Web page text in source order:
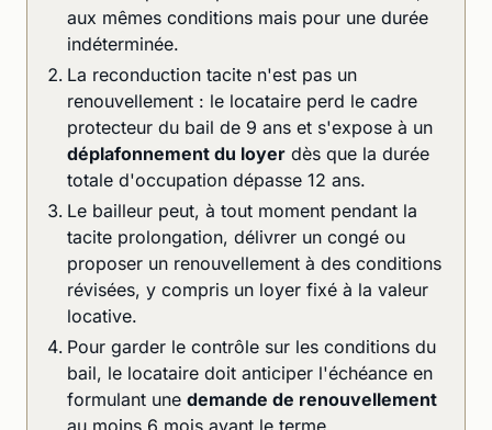
aux mêmes conditions mais pour une durée
indéterminée.
La reconduction tacite n'est pas un
renouvellement : le locataire perd le cadre
protecteur du bail de 9 ans et s'expose à un
déplafonnement du loyer dès que la durée
totale d'occupation dépasse 12 ans.
Le bailleur peut, à tout moment pendant la
tacite prolongation, délivrer un congé ou
proposer un renouvellement à des conditions
révisées, y compris un loyer fixé à la valeur
locative.
Pour garder le contrôle sur les conditions du
bail, le locataire doit anticiper l'échéance en
formulant une demande de renouvellement
au moins 6 mois avant le terme.